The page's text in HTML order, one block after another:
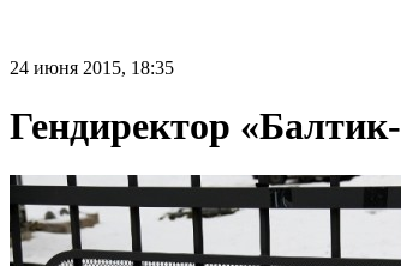
24 июня 2015, 18:35
Гендиректор